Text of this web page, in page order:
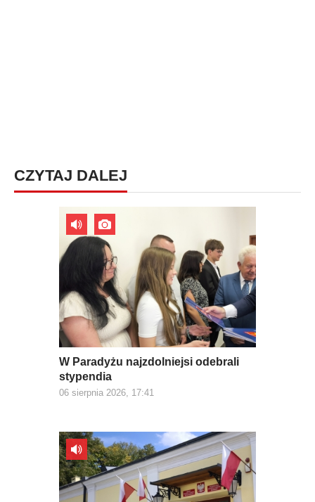
CZYTAJ DALEJ
W Paradyżu najzdolniejsi odebrali
stypendia
06 sierpnia 2026, 17:41